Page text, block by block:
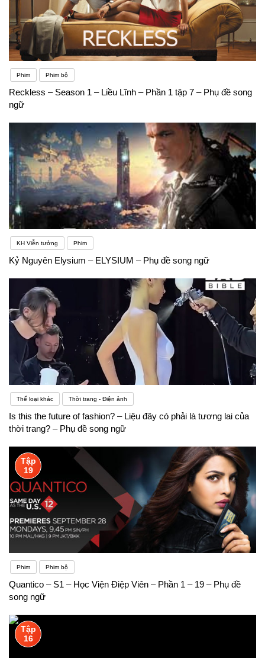
Phim Phim bộ
Reckless – Season 1 – Liều Lĩnh – Phần 1 tập 7 – Phụ đề song
ngữ
KH Viễn tưởng Phim
Kỷ Nguyên Elysium – ELYSIUM – Phụ đề song ngữ
Thể loại khác Thời trang - Điện ảnh
Is this the future of fashion? – Liệu đây có phải là tương lai của
thời trang? – Phụ đề song ngữ
Tập
19
Phim Phim bộ
Quantico – S1 – Học Viện Điệp Viên – Phần 1 – 19 – Phụ đề
song ngữ
Tập
16